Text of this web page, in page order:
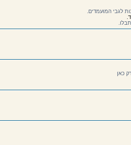
לגבי המועמדים.
כאן